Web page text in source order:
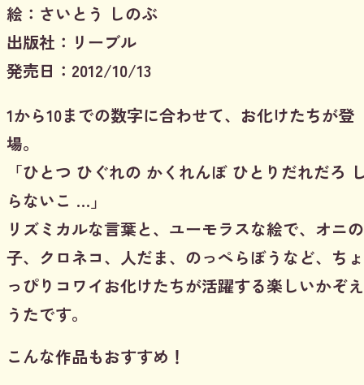
絵：さいとう しのぶ
出版社：リーブル
発売日：2012/10/13
1から10までの数字に合わせて、お化けたちが登
場。
「ひとつ ひぐれの かくれんぼ ひとりだれだろ
らないこ …」
リズミカルな言葉と、ユーモラスな絵で、オニの
子、クロネコ、人だま、のっぺらぼうなど、ちょ
っぴりコワイお化けたちが活躍する楽しいかぞえ
うたです。
こんな作品もおすすめ！